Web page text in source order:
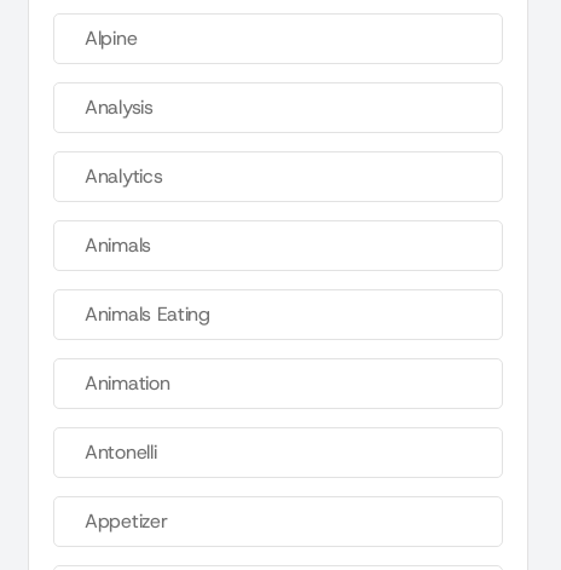
Alpine
Analysis
Analytics
Animals
Animals Eating
Animation
Antonelli
Appetizer